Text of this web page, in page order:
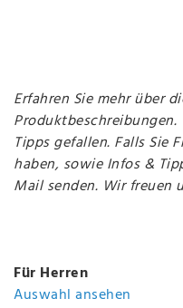
Erfahren Sie mehr über
Tipps gefallen. Falls Sie
haben, sowie Infos &
Mail senden. Wir freuen
Für Herren
Auswahl ansehen